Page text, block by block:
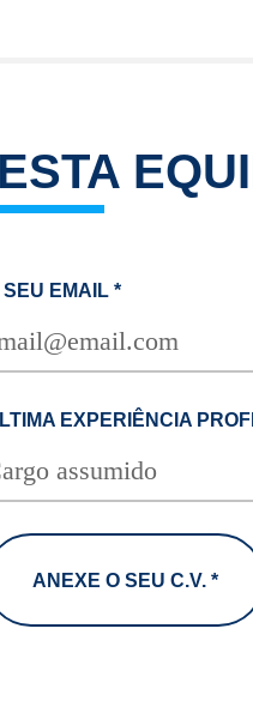
SEU EMAIL *
EXPERIÊNCIA
ANEXE O SEU C.V. *